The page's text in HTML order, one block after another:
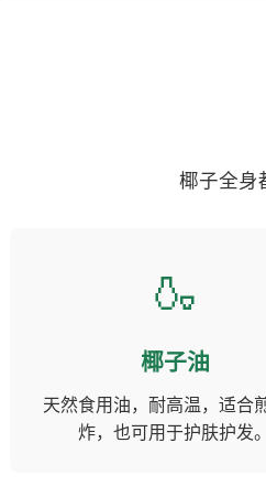
椰子全身
🍶
椰子油
天然食用油，耐高温，适合
炸，也可用于护肤护发。